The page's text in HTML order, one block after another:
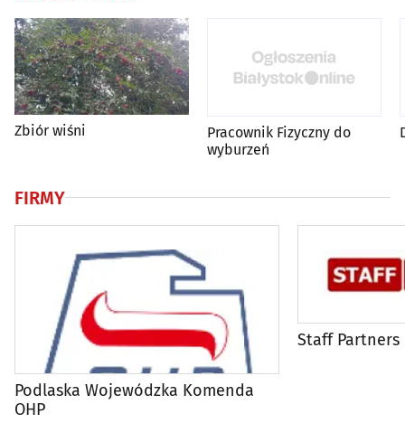
Zbiór wiśni
Pracownik Fizyczny do
wyburzeń
FIRMY
Podlaska Wojewódzka Komenda
OHP
Staff Partners